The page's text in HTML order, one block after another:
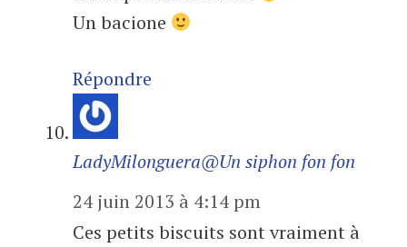
Un bacione
Répondre
LadyMilonguera@Un siphon fon fon
24 juin 2013 à 4:14 pm
Ces petits biscuits sont vraiment à